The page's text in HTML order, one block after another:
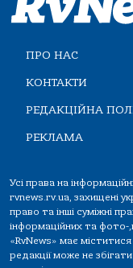
ПРО НАС
КОНТАКТИ
РЕДАКЦІЙНА
РЕКЛАМА
Усі права на
rvnews.rv.ua, захищені
право та інші суміжні
інформаційних та фото-
«RvNews» має
редакції може не